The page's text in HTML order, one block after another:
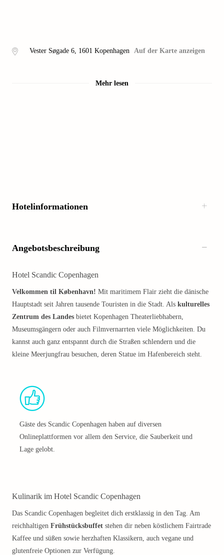
Vester Søgade 6, 1601 Kopenhagen Auf der Karte anzeigen
Mehr lesen
Hotelinformationen
Angebotsbeschreibung
Hotel Scandic Copenhagen
Velkommen til København! Mit maritimem Flair zieht die dänische
Hauptstadt seit Jahren tausende Touristen in die Stadt. Als kulturelles
Zentrum des Landes bietet Kopenhagen Theaterliebhabern,
Museumsgängern oder auch Filmvernarrten viele Möglichkeiten. Du
kannst auch ganz entspannt durch die Straßen schlendern und die
kleine Meerjungfrau besuchen, deren Statue im Hafenbereich steht.
Gäste des Scandic Copenhagen haben auf diversen
Onlineplattformen vor allem den Service, die Sauberkeit und
Lage gelobt.
Kulinarik im Hotel Scandic Copenhagen
Das Scandic Copenhagen begleitet dich erstklassig in den Tag. Am
reichhaltigen Frühstücksbuffet stehen dir neben köstlichem Fairtrade
Kaffee und süßen sowie herzhaften Klassikern, auch vegane und
glutenfreie Optionen zur Verfügung.